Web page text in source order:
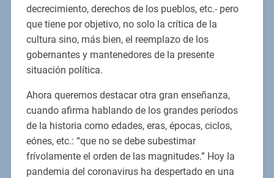
decrecimiento, derechos de los pueblos, etc.- pero
que tiene por objetivo, no solo la crítica de la
cultura sino, más bien, el reemplazo de los
gobernantes y mantenedores de la presente
situación política.
Ahora queremos destacar otra gran enseñanza,
cuando afirma hablando de los grandes períodos
de la historia como edades, eras, épocas, ciclos,
eónes, etc.: “que no se debe subestimar
frívolamente el orden de las magnitudes.” Hoy la
pandemia del coronavirus ha despertado en una